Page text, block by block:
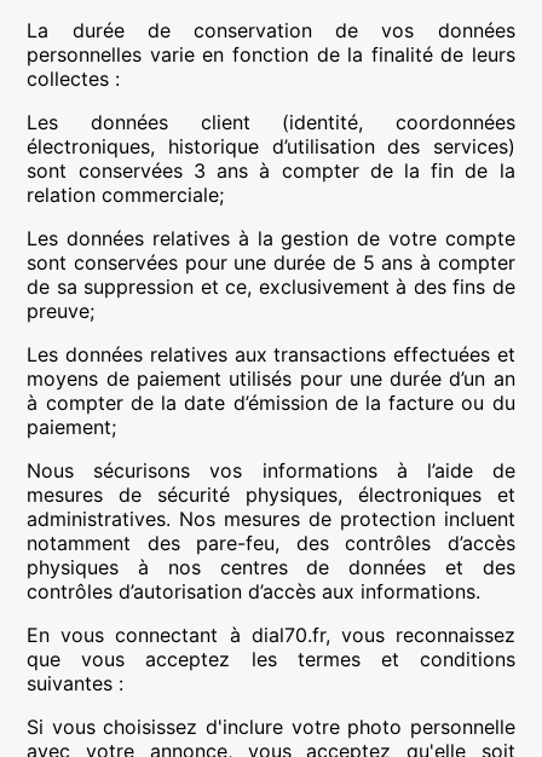
La durée de conservation de vos données
personnelles varie en fonction de la finalité de leurs
collectes :
Les données client (identité, coordonnées
électroniques, historique d’utilisation des services)
sont conservées 3 ans à compter de la fin de la
relation commerciale;
Les données relatives à la gestion de votre compte
sont conservées pour une durée de 5 ans à compter
de sa suppression et ce, exclusivement à des fins de
preuve;
Les données relatives aux transactions effectuées et
moyens de paiement utilisés pour une durée d’un an
à compter de la date d’émission de la facture ou du
paiement;
Nous sécurisons vos informations à l’aide de
mesures de sécurité physiques, électroniques et
administratives. Nos mesures de protection incluent
notamment des pare-feu, des contrôles d’accès
physiques à nos centres de données et des
contrôles d’autorisation d’accès aux informations.
En vous connectant à dial70.fr, vous reconnaissez
que vous acceptez les termes et conditions
suivantes :
Si vous choisissez d'inclure votre photo personnelle
avec votre annonce, vous acceptez qu'elle soit